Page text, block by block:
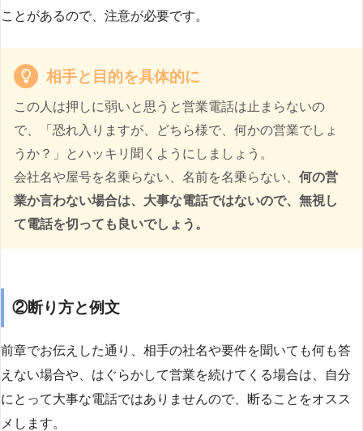
ことがあるので、注意が必要です。
相手と目的を具体的に
この人は押しに弱いと思うと営業電話は止まらないの
で、「恐れ入りますが、どちら様で、何かの営業でしょ
うか？」とハッキリ聞くようにしましょう。
会社名や屋号を名乗らない、名前を名乗らない、 何の営
業か言わない場合は、大事な電話ではないので、無視し
て電話を切っても良いでしょう。
②断り方と例文
前章でお伝えした通り、相手の社名や要件を聞いても何も答
えない場合や、はぐらかして営業を続けてくる場合は、自分
にとって大事な電話ではありませんので、断ることをオスス
メします。